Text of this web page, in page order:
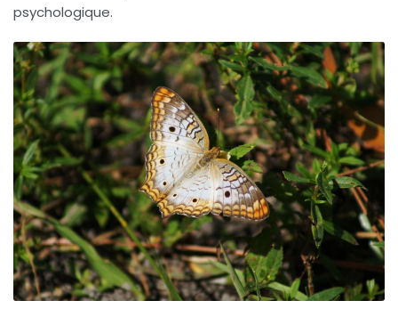
psychologique.